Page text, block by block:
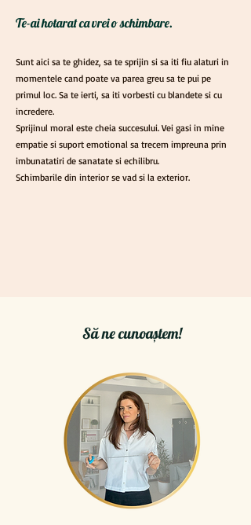
Te-ai hotarat ca vrei o schimbare.
Sunt aici sa te ghidez, sa te sprijin si sa iti fiu alaturi in
momentele cand poate va parea greu sa te pui pe
primul loc. Sa te ierti, sa iti vorbesti cu blandete si cu
incredere.
Sprijinul moral este cheia succesului. Vei gasi in mine
empatie si suport emotional sa trecem impreuna prin
imbunatatiri de sanatate si echilibru.
Schimbarile din interior se vad si la exterior.
Să ne cunoaștem!